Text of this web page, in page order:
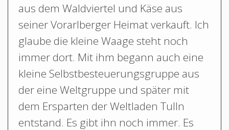
aus dem Waldviertel und Käse aus
seiner Vorarlberger Heimat verkauft. Ich
glaube die kleine Waage steht noch
immer dort. Mit ihm begann auch eine
kleine Selbstbesteuerungsgruppe aus
der eine Weltgruppe und später mit
dem Ersparten der Weltladen Tulln
entstand. Es gibt ihn noch immer. Es